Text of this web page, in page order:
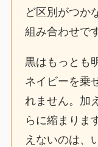
ど区別がつか
組み合わせで
黒はもっとも
ネイビーを乗
れません。加
らに縮まりま
えないのは、